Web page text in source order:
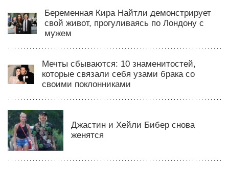
Беременная Кира Найтли демонстрирует
свой живот, прогуливаясь по Лондону с
мужем
Мечты сбываются: 10 знаменитостей,
которые связали себя узами брака со
своими поклонниками
Джастин и Хейли Бибер снова
женятся